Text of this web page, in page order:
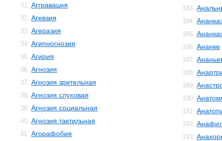
31. Аггравация
32. Агевзия
33. Агеразия
34. Агипногнозия
35. Агирия
36. Агнозия
37. Агнозия зрительная
38. Агнозия слуховая
39. Агнозия социальная
40. Агнозия тактильная
41. Агорафобия
183.
184.
185.
186. Ананке
187.
188.
189.
190.
191.
192.
193.